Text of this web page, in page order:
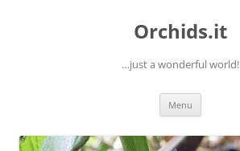
Orchids.it
…just a wonderful world!
Menu